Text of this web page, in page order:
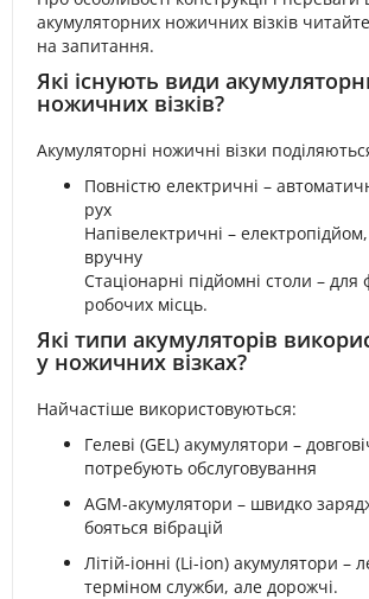
акумуляторних ножичних візків
на запитання.
Які існують види
ножичних візків?
Акумуляторні ножичні візки
Повністю електричні –
рух
Напівелектричні –
вручну
Стаціонарні підйомні столи – для
робочих місць.
Які типи акумуляторів
у ножичних візках?
Найчастіше використовуються:
Гелеві (GEL) акумулятори –
потребують обслуговування
AGM-акумулятори – швидко
бояться вібрацій
Літій-іонні (Li-ion) акумулятори –
терміном служби, але дорожчі.